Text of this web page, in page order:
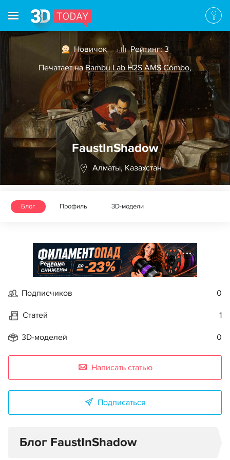
Новичок
Рейтинг: 3
Печатает наBambu Lab H2S AMS Combo,
FaustInShadow
Алматы, Казахстан
Блог Профиль 3D-модели
Реклама
Подписчиков 0
Статей 1
3D-моделей 0
Написать статью
Подписаться
Блог FaustInShadow